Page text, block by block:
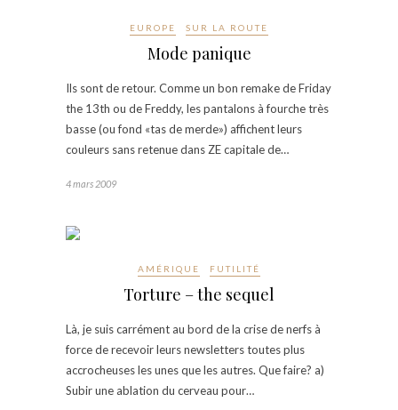
EUROPE SUR LA ROUTE
Mode panique
Ils sont de retour. Comme un bon remake de Friday
the 13th ou de Freddy, les pantalons à fourche très
basse (ou fond «tas de merde») affichent leurs
couleurs sans retenue dans ZE capitale de…
4 mars 2009
AMÉRIQUE FUTILITÉ
Torture – the sequel
Là, je suis carrément au bord de la crise de nerfs à
force de recevoir leurs newsletters toutes plus
accrocheuses les unes que les autres. Que faire? a)
Subir une ablation du cerveau pour…